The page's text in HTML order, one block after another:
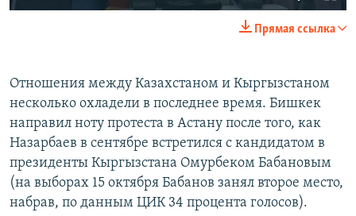
Прямая ссылка
Отношения между Казахстаном и Кыргызстаном
несколько охладели в последнее время. Бишкек
направил ноту протеста в Астану после того, как
Назарбаев в сентябре встретился с кандидатом в
президенты Кыргызстана Омурбеком Бабановым
(на выборах 15 октября Бабанов занял второе место,
набрав, по данным ЦИК 34 процента голосов).